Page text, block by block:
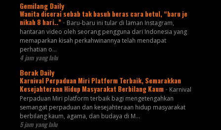
Gemilang Daily
Wanita dicerai sebab tak basuh beras cara betul, “baru je
nikah 8 hari..” - Baru-baru ini tular di laman Instagram,
hantaran video oleh seorang pengguna dari Indonesia yang
memaparkan kisah perkahwinannya telah mendapat
perhatian o...
4 jam yang lalu
Borak Daily
Karnival Perpaduan Miri Platform Terbaik, Semarakkan
Kesejahteraan Hidup Masyarakat Berbilang Kaum - Karnival
Perpaduan Miri platform terbaik bagi mengetengahkan
semangat perpaduan dan kesejahteraan hidup masyarakat
berbilang kaum, agama, dan budaya di M...
5 jam yang lalu